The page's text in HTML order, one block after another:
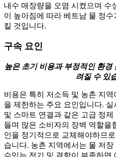
내수 매장량을 오염 시켰으며 수
이 높아짐에 따라 베트남 물 정수
킬 것입니다.
구속 요인
높은 초기 비용과 부정적인 환경
려질 수 있
비용은 특히 저소득 및 농촌 지
을 제한하는 주요 요인입니다.
및 스마트 연결과 같은 고급 정제
들며 많은 소비자의 장벽 역할을
인을 정기적으로 교체해야하므
습니다. 농촌 지역에서는 물 저
수있는 전기 및 결함이 부족하면